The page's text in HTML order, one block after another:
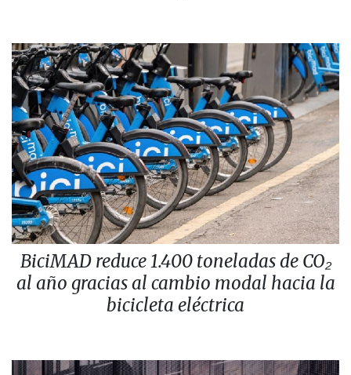
BiciMAD reduce 1.400 toneladas de CO₂
al año gracias al cambio modal hacia la
bicicleta eléctrica